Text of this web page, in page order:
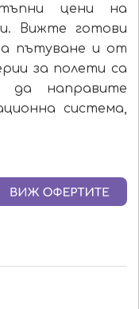
цени на
Вижте готови
пътуване и от
за полети са
да направите
система,